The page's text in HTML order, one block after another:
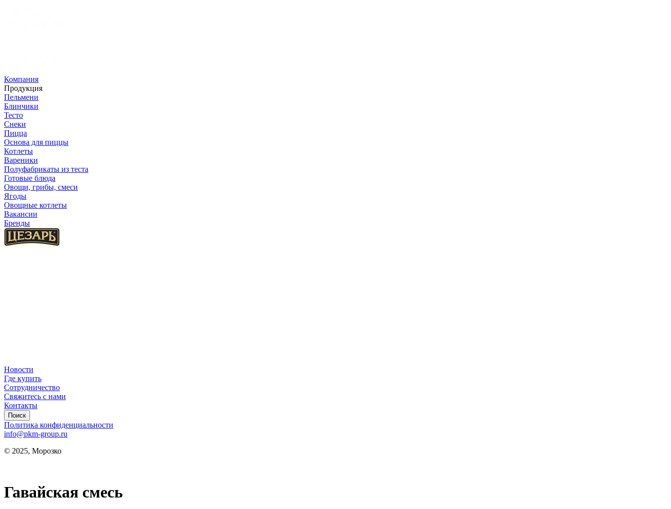
Компания
Продукция
Пельмени
Блинчики
Тесто
Снеки
Пицца
Основа для пиццы
Котлеты
Вареники
Полуфабрикаты из теста
Готовые блюда
Овощи, грибы, смеси
Ягоды
Овощные котлеты
Вакансии
Бренды
Новости
Где купить
Сотрудничество
Свяжитесь с нами
Контакты
Поиск
Политика конфиденциальности
info@pkm-group.ru
© 2025, Морозко
Гавайская смесь